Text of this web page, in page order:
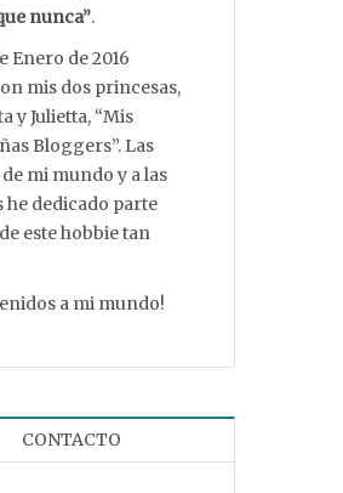
nunca”.
Enero de 2016
mis dos princesas,
y Julietta, “Mis
Bloggers”. Las
mi mundo y a las
he dedicado parte
este hobbie tan
a mi mundo!
CONTACTO